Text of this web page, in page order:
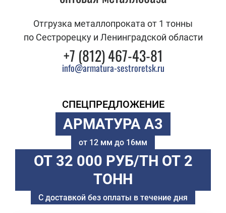
Отгрузка металлопроката от 1 тонны
по Сестрорецку и Ленинградской области
+7 (812) 467-43-81
info@armatura-sestroretsk.ru
СПЕЦПРЕДЛОЖЕНИЕ
АРМАТУРА А3
от 12 мм до 16мм
ОТ 32 000 РУБ/ТН ОТ 2
ТОНН
С доставкой без оплаты в течение дня